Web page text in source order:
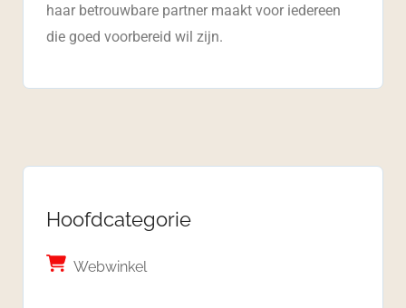
haar betrouwbare partner maakt voor iedereen
die goed voorbereid wil zijn.
Hoofdcategorie
Webwinkel